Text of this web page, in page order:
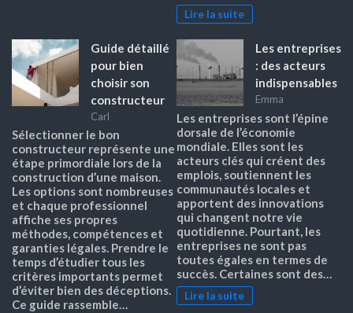
Lire la suite
Guide détaillé
pour bien
choisir son
constructeur
Carl
Sélectionner le bon
constructeur représente une
étape primordiale lors de la
construction d’une maison.
Les options sont nombreuses
et chaque professionnel
affiche ses propres
méthodes, compétences et
garanties légales. Prendre le
temps d’étudier tous les
critères importants permet
d’éviter bien des déceptions.
Ce guide rassemble…
Les entreprises
: des acteurs
indispensables
Emma
Les entreprises sont l’épine
dorsale de l’économie
mondiale. Elles sont les
acteurs clés qui créent des
emplois, soutiennent les
communautés locales et
apportent des innovations
qui changent notre vie
quotidienne. Pourtant, les
entreprises ne sont pas
toutes égales en termes de
succès. Certaines sont des…
Lire la suite